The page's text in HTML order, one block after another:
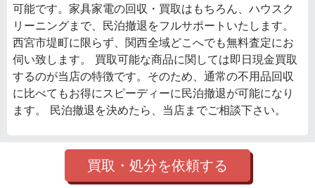
可能です。家具家電の回収・買取はもちろん、ハウスク
リーニングまで、民泊撤退をフルサポートいたします。
西宮市堤町に限らず、関西全域どこへでも無料査定にお
伺い致します。 買取可能な商品に関しては即日現金買取
するのが当店の特徴です。そのため、通常の不用品回収
に比べてもお得にスピーディーに民泊撤退が可能になり
ます。 民泊撤退を決めたら、当店までご相談下さい。
買取・処分を依頼する